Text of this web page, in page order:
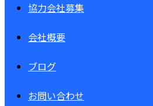
協力会社募集
会社概要
ブログ
お問い合わせ